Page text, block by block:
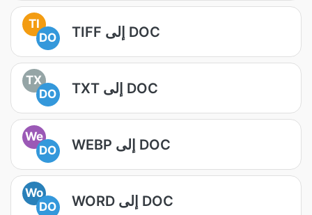
TI
DO
TIFF إلى DOC
TX
DO
TXT إلى DOC
We
DO
WEBP إلى DOC
Wo
DO
WORD إلى DOC